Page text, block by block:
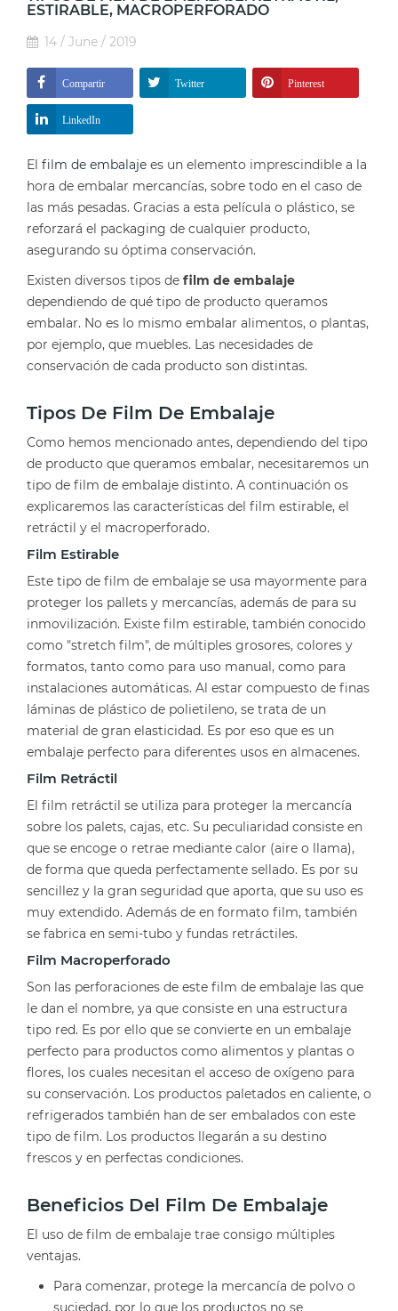
ESTIRABLE, MACROPERFORADO
14 / June / 2019
Compartir Twitter Pinterest
LinkedIn
El film de embalaje es un elemento imprescindible a la
hora de embalar mercancías, sobre todo en el caso de
las más pesadas. Gracias a esta película o plástico, se
reforzará el packaging de cualquier producto,
asegurando su óptima conservación.
Existen diversos tipos de film de embalaje
dependiendo de qué tipo de producto queramos
embalar. No es lo mismo embalar alimentos, o plantas,
por ejemplo, que muebles. Las necesidades de
conservación de cada producto son distintas.
Tipos De Film De Embalaje
Como hemos mencionado antes, dependiendo del tipo
de producto que queramos embalar, necesitaremos un
tipo de film de embalaje distinto. A continuación os
explicaremos las características del film estirable, el
retráctil y el macroperforado.
Film Estirable
Este tipo de film de embalaje se usa mayormente para
proteger los pallets y mercancías, además de para su
inmovilización. Existe film estirable, también conocido
como "stretch film", de múltiples grosores, colores y
formatos, tanto como para uso manual, como para
instalaciones automáticas. Al estar compuesto de finas
láminas de plástico de polietileno, se trata de un
material de gran elasticidad. Es por eso que es un
embalaje perfecto para diferentes usos en almacenes.
Film Retráctil
El film retráctil se utiliza para proteger la mercancía
sobre los palets, cajas, etc. Su peculiaridad consiste en
que se encoge o retrae mediante calor (aire o llama),
de forma que queda perfectamente sellado. Es por su
sencillez y la gran seguridad que aporta, que su uso es
muy extendido. Además de en formato film, también
se fabrica en semi-tubo y fundas retráctiles.
Film Macroperforado
Son las perforaciones de este film de embalaje las que
le dan el nombre, ya que consiste en una estructura
tipo red. Es por ello que se convierte en un embalaje
perfecto para productos como alimentos y plantas o
flores, los cuales necesitan el acceso de oxígeno para
su conservación. Los productos paletados en caliente, o
refrigerados también han de ser embalados con este
tipo de film. Los productos llegarán a su destino
frescos y en perfectas condiciones.
Beneficios Del Film De Embalaje
El uso de film de embalaje trae consigo múltiples
ventajas.
Para comenzar, protege la mercancía de polvo o
suciedad, por lo que los productos no se